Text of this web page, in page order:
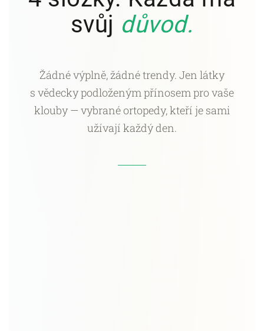
svůj důvod.
Žádné výplně, žádné trendy. Jen látky
s vědecky podloženým přínosem pro vaše
klouby — vybrané ortopedy, kteří je sami
užívají každý den.